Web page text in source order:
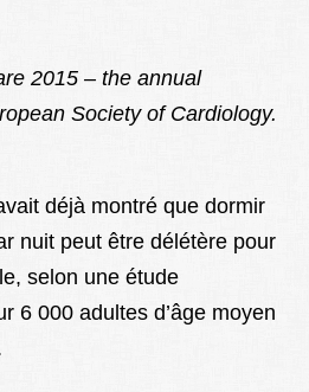
2015 – the annual
Society of Cardiology.
déjà montré que dormir
nuit peut être délétère pour
selon une étude
6 000 adultes d’âge moyen